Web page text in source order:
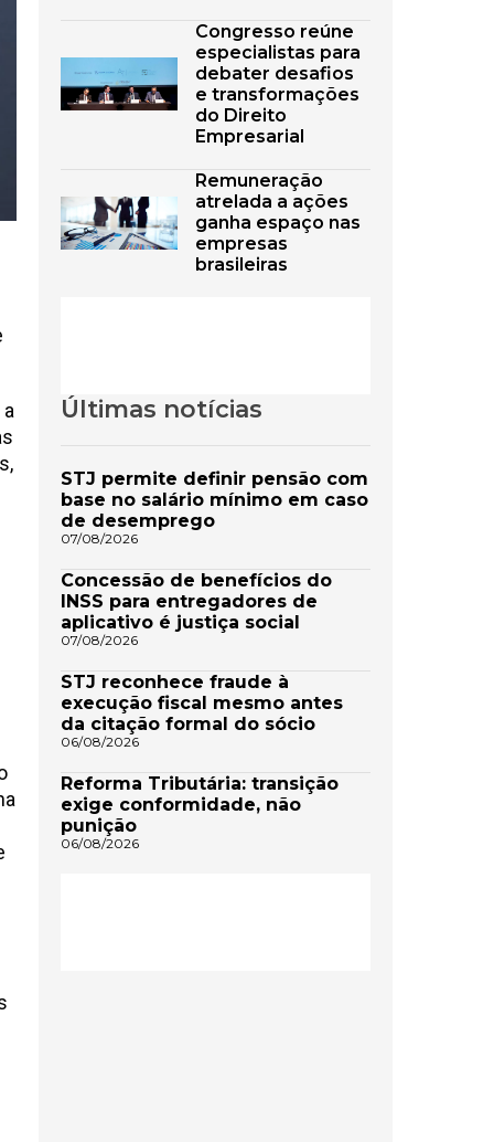
Congresso reúne
especialistas para
debater desafios
e transformações
do Direito
Empresarial
Remuneração
atrelada a ações
ganha espaço nas
empresas
brasileiras
Últimas notícias
STJ permite definir pensão com
base no salário mínimo em caso
de desemprego
07/08/2026
Concessão de benefícios do
INSS para entregadores de
aplicativo é justiça social
07/08/2026
STJ reconhece fraude à
execução fiscal mesmo antes
da citação formal do sócio
06/08/2026
Reforma Tributária: transição
exige conformidade, não
punição
06/08/2026